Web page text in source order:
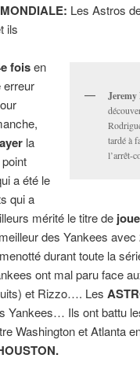
Les Astros
ils
Jeremy
tardé à
l’arrêt-
foisen
erreur
la
a été le
qui a
mérité le titre de
des Yankees
durant toute la
ont mal paru face
et Rizzo…. Les
Yankees… Ils ont battu
Washington et Atlanta